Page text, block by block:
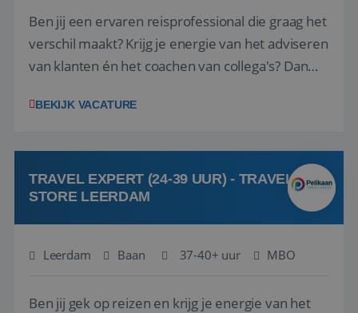
Ben jij een ervaren reisprofessional die graag het
verschil maakt? Krijg je energie van het adviseren
van klanten én het coachen van collega's? Dan
(onderdeel van Pelikaan Travel Group) zoeken
team het reisbureau verder...
BEKIJK VACATURE
TRAVEL EXPERT (24-39 UUR) - TRAVEL
STORE LEERDAM
Leerdam Baan 37-40+ uur MBO
Ben jij gek op reizen en krijg je energie van het